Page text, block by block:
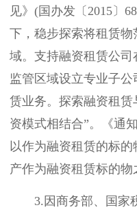
见》(国办发〔2015〕
下，稳步探索将租赁
域。支持融资租赁公
监管区域设立专业子
赁业务。探索融资租赁
资模式相结合”。《通
以作为融资租赁的标
产作为融资租赁标的物
3.因商务部、国家